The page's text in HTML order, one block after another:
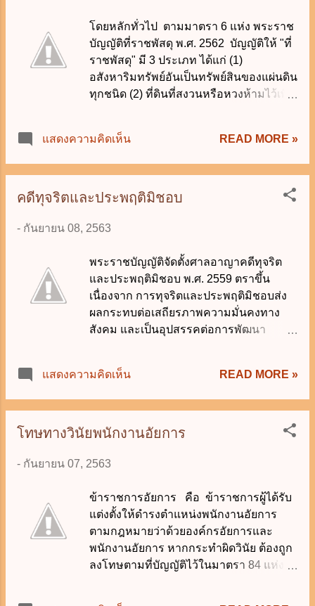
โดยหลักทั่วไป ตามมาตรา 6 แห่ง พระราช
บัญญัติที่ราชพัสดุ พ.ศ. 2562 บัญญัติให้ "ที่
ราชพัสดุ" มี 3 ประเภท ได้แก่ (1)
อสังหาริมทรัพย์อันเป็นทรัพย์สินของแผ่นดิน
ทุกชนิด (2) ที่ดินที่สงวนหรือหวงห้ามไว้เพื่อ
ของทางราชการตามกฎหมาย โดย
กระทรวงการคลังเป็นผู้ถือกรรมสิทธิ์ และ
กรมธนารักษ์ทำหน้าที่ปกครอง ดูแลและ
บำรุงรักษา อย่างไรก็ตาม ปรากฏข้อยกเว้น
ต่อไปนี้ ไม่เป็นที่ราชพัสดุ (1) ที่ดินรกร้าง
หรือกลับมาเป็นของแผ่นดินโดยประการอื่น
ตามกฎหมายที่ดิน แต่ไม่รวมถึงที่ดินรกร้าง
ว่างเปล่าที่สงวนหรือหวงห้ามไว้ เพื่อ
ประโยชน์ของแผ่นดินโดยเฉพาะ หรือเพื่อ
ประโยชน์ของทางราชการตามกฎหมาย (2)
ประโยชน์ของพลเมืองใช้ร่วมกัน (3)
อสังหาริมทรัพย์ของรัฐวิสาหกิจที่เป็น
นิติบุคคล และองค์กรปกครองส่วนท้องถิ่น
(4) อสังหาริมทรัพย์ขององค์การมหาชน ซึ่ง
แสดงความคิดเห็น READ MORE »
คดีทุจริตและประพฤติมิชอบ
- กันยายน 08, 2563
พระราชบัญญัติจัดตั้งศาลอาญาคดีทุจริต
และประพฤติมิชอบ พ.ศ. 2559 ตราขึ้น
เนื่องจาก การทุจริตและประพฤติมิชอบส่ง
ผลกระทบต่อเสถียรภาพความมั่นคงทาง
สังคม และเป็นอุปสรรคต่อการพัฒนา
ดิน และจากการดำเนินนโยบายในการ
แก้ไขปัญหาดังกล่าว ส่งผลให้มีคดีทุจริต
และประพฤติมิชอบขึ้นสู่ศาลมากขึ้น จึง
สมควรจัดตั้งศาลอาญาคดีทุจริตและ
ยุติธรรมในคดีทุจริตและประพฤติมิชอบเป็น
นิยามความหมายคำว่า "ทุจริตต่อหน้าที่"
"ประพฤติมิชอบ" และ "คดีทุจริตและ
ประพฤติมิชอบ" ไว้ดังนี้ ทุจริตต่อหน้าที่ คือ
ทุจริตต่อหน้าที่ตามพระราชบัญญัติประกอบ
รัฐธรรมนูญว่าด้วยการป้องกันและปราบ
แสดงความคิดเห็น READ MORE »
โทษทางวินัยพนักงานอัยการ
- กันยายน 07, 2563
ข้าราชการอัยการ คือ ข้าราชการผู้ได้รับ
แต่งตั้งให้ดำรงตำแหน่งพนักงานอัยการ
ตามกฎหมายว่าด้วยองค์กรอัยการและ
พนักงานอัยการ หากกระทำผิดวินัย ต้องถูก
ลงโทษตามที่บัญญัติไว้ในมาตรา 84 แห่ง